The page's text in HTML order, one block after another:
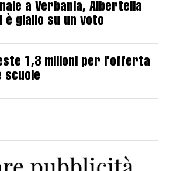
a Verbania, Albertella
è giallo su un voto
1,3 milioni per l’offerta
scuole